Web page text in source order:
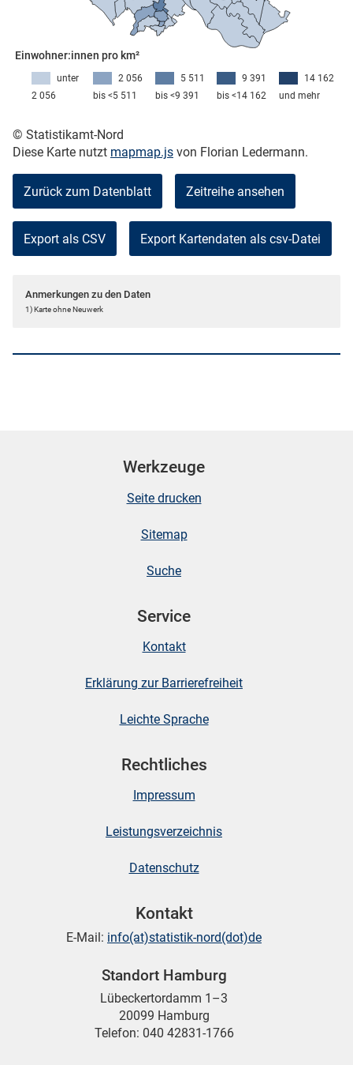
Einwohner:innen pro km²
14 162
und mehr
9 391
bis <14 162
5 511
bis <9 391
2 056
bis <5 511
unter
2 056
© Statistikamt-Nord
Diese Karte nutzt mapmap.js von Florian Ledermann.
Zurück zum Datenblatt Zeitreihe ansehen
Export als CSV
Anmerkungen zu den Daten
1) Karte ohne Neuwerk
Werkzeuge
Seite drucken
Sitemap
Suche
Service
Kontakt
Erklärung zur Barrierefreiheit
Leichte Sprache
Rechtliches
Impressum
Leistungsverzeichnis
Datenschutz
Kontakt
E-Mail: info(at)statistik-nord(dot)de
Standort Hamburg
Lübeckertordamm 1–3
20099 Hamburg
Telefon: 040 42831-1766